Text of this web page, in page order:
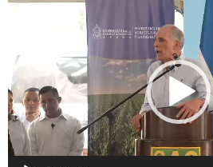
Reproductor